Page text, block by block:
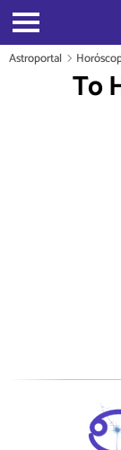
Astroportal
To